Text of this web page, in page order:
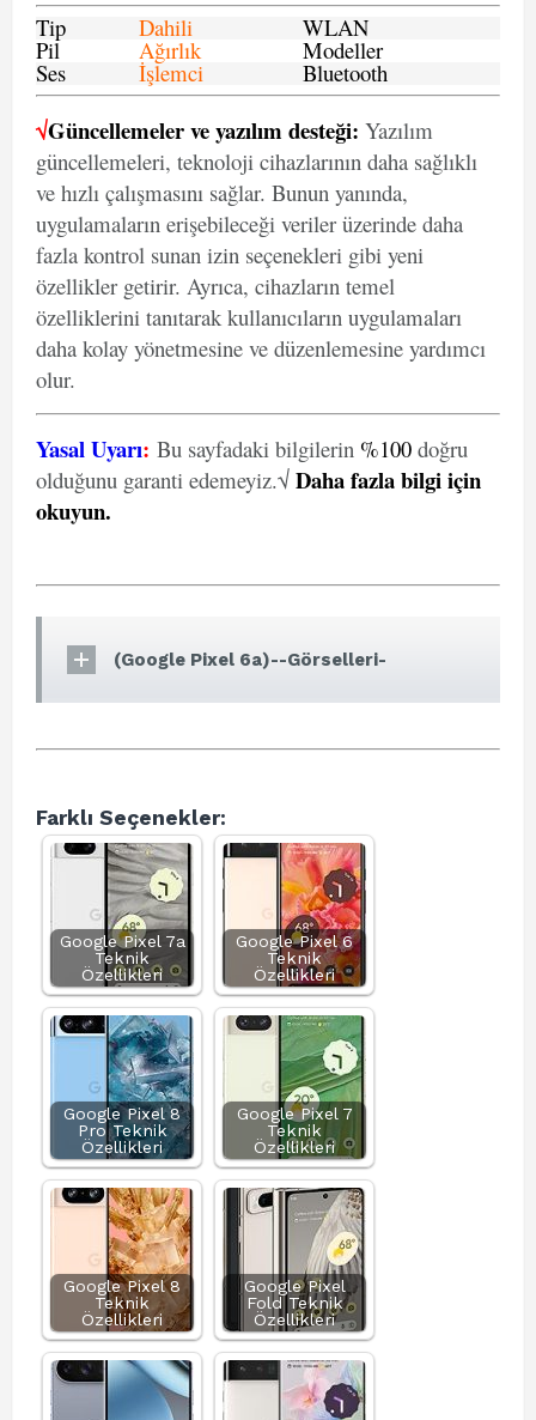
Tip
Dahili WLAN
Pil Ağırlık Modeller
Ses İşlemci Bluetooth
√Güncellemeler ve yazılım desteği: Yazılım
güncellemeleri, teknoloji cihazlarının daha sağlıklı
ve hızlı çalışmasını sağlar. Bunun yanında,
uygulamaların erişebileceği veriler üzerinde daha
fazla kontrol sunan izin seçenekleri gibi yeni
özellikler getirir. Ayrıca, cihazların temel
özelliklerini tanıtarak kullanıcıların uygulamaları
daha kolay yönetmesine ve düzenlemesine yardımcı
olur.
Yasal Uyarı: Bu sayfadaki bilgilerin %100 doğru
olduğunu garanti edemeyiz.√ Daha fazla bilgi için
okuyun.
(Google Pixel 6a)--Görselleri-
Farklı Seçenekler:
Google Pixel 7a
Teknik
Özellikleri
Google Pixel 6
Teknik
Özellikleri
Google Pixel 8
Pro Teknik
Özellikleri
Google Pixel 7
Teknik
Özellikleri
Google Pixel 8
Teknik
Özellikleri
Google Pixel
Fold Teknik
Özellikleri